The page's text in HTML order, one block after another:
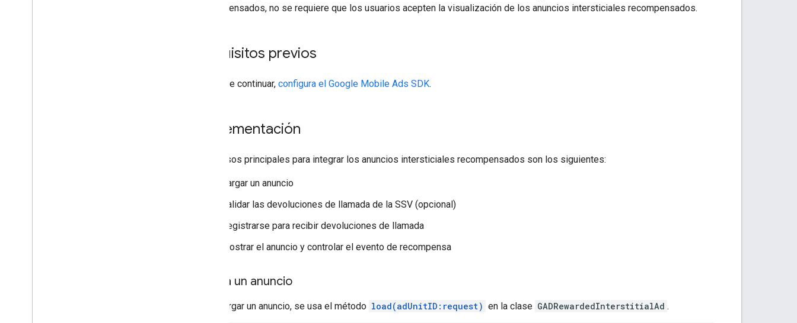
recompensados, no se requiere que los usuarios acepten la visualización de los anuncios intersticiales recompensados.
Requisitos previos
Antes de continuar, configura el Google Mobile Ads SDK.
Implementación
Los pasos principales para integrar los anuncios intersticiales recompensados son los siguientes:
Cargar un anuncio
Validar las devoluciones de llamada de la SSV (opcional)
Registrarse para recibir devoluciones de llamada
Mostrar el anuncio y controlar el evento de recompensa
Carga un anuncio
Para cargar un anuncio, se usa el método load(adUnitID:request) en la clase GADRewardedInterstitialAd .